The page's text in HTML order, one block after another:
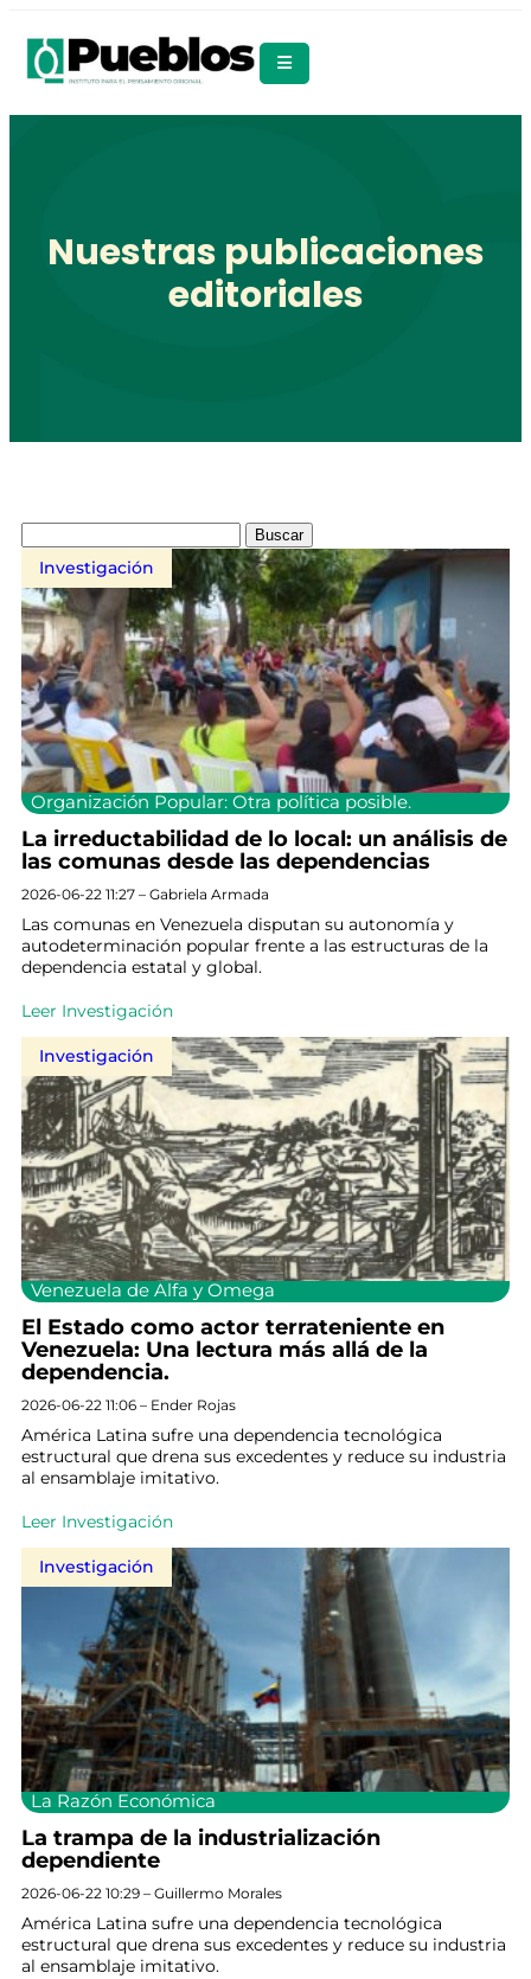
Nuestras publicaciones
editoriales
Investigación
Organización Popular: Otra política posible.
La irreductabilidad de lo local: un análisis de
las comunas desde las dependencias
2026-06-22 11:27 – Gabriela Armada
Las comunas en Venezuela disputan su autonomía y
autodeterminación popular frente a las estructuras de la
dependencia estatal y global.
Leer Investigación
Investigación
Venezuela de Alfa y Omega
El Estado como actor terrateniente en
Venezuela: Una lectura más allá de la
dependencia.
2026-06-22 11:06 – Ender Rojas
América Latina sufre una dependencia tecnológica
estructural que drena sus excedentes y reduce su industria
al ensamblaje imitativo.
Leer Investigación
Investigación
La Razón Económica
La trampa de la industrialización
dependiente
2026-06-22 10:29 – Guillermo Morales
América Latina sufre una dependencia tecnológica
estructural que drena sus excedentes y reduce su industria
al ensamblaje imitativo.